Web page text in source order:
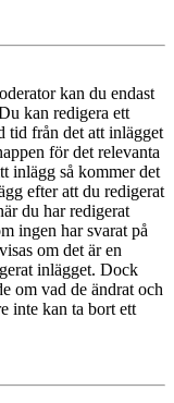
kan du endast
kan redigera ett
tid från det att inlägget
för det relevanta
inlägg så kommer det
efter att du redigerat
du har redigerat
ingen har svarat på
om det är en
inlägget. Dock
om vad de ändrat och
inte kan ta bort ett